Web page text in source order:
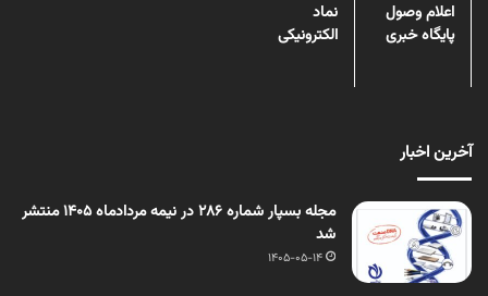
اعلام وصول
پایگاه خبری
نماد
الکترونیکی
آخرین اخبار
مجله بسپار شماره 286 در نیمه مردادماه 1405 منتشر
شد
1405-05-14